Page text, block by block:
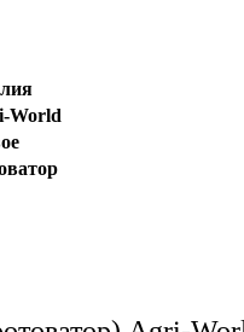
World